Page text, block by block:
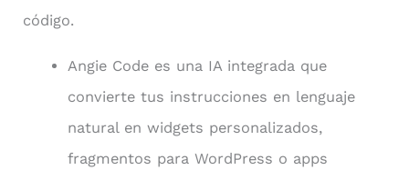
código.
Angie Code es una IA integrada que
convierte tus instrucciones en lenguaje
natural en widgets personalizados,
fragmentos para WordPress o apps